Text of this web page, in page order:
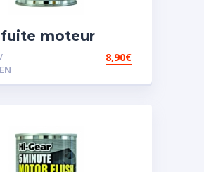
moteur
8,90€